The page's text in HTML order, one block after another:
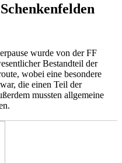
wurde von der FF
Bestandteil der
wobei eine besondere
die einen Teil der
mussten allgemeine